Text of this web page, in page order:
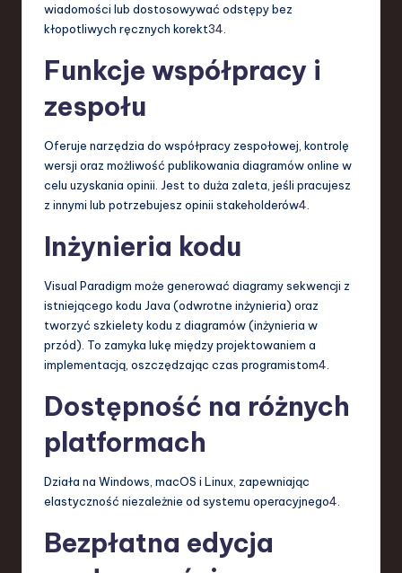
wiadomości lub dostosowywać odstępy bez
kłopotliwych ręcznych korekt34
Funkcje współpracy i
zespołu
Oferuje narzędzia do współpracy zespołowej, kontrolę
wersji oraz możliwość publikowania diagramów online w
celu uzyskania opinii. Jest to duża zaleta, jeśli pracujesz
z innymi lub potrzebujesz opinii stakeholderów4
Inżynieria kodu
Visual Paradigm może generować diagramy sekwencji z
istniejącego kodu Java (odwrotne inżynieria) oraz
tworzyć szkielety kodu z diagramów (inżynieria w
przód). To zamyka lukę między projektowaniem a
implementacją, oszczędzając czas programistom4
Dostępność na różnych
platformach
Działa na Windows, macOS i Linux, zapewniając
elastyczność niezależnie od systemu operacyjnego4
Bezpłatna edycja